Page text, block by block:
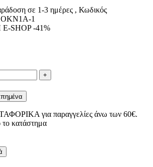
σε 1-3 ημέρες , Κωδικός
1
SHOP -41%
+
για παραγγελίες άνω των 60€.
κατάστημα